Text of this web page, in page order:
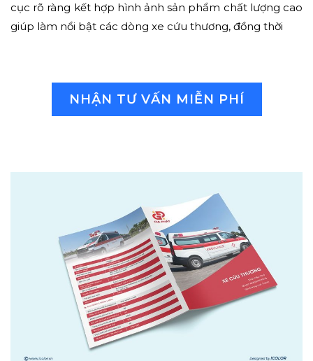
cục rõ ràng kết hợp hình ảnh sản phẩm chất lượng cao
giúp làm nổi bật các dòng xe cứu thương, đồng thời
NHẬN TƯ VẤN MIỄN PHÍ